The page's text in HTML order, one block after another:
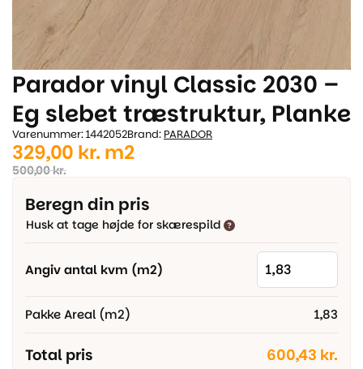
Parador vinyl Classic 2030 –
Eg slebet træstruktur, Planke
Varenummer: 1442052Brand: PARADOR
500,00kr.
Den
oprindelige
pris
var:
329,00 kr.
Den
aktuelle
pris
er:
m2
Beregn din pris
Husk at tage højde for skærespild
Angiv antal kvm (m2)
Pakke Areal (m2) 1,83
Total pris 600,43 kr.